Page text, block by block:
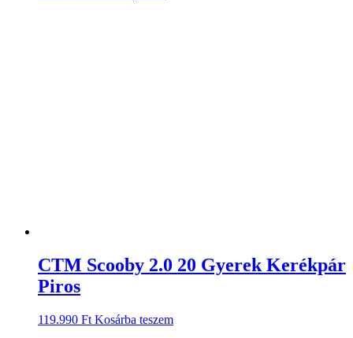
CTM Scooby 2.0 20 Gyerek Kerékpár
Piros
119.990 Ft Kosárba teszem